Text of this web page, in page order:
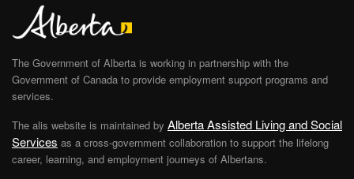
The Government of Alberta is working in partnership with the
Government of Canada to provide employment support programs and
services.
The alis website is maintained by Alberta Assisted Living and Social
Services as a cross-government collaboration to support the lifelong
career, learning, and employment journeys of Albertans.